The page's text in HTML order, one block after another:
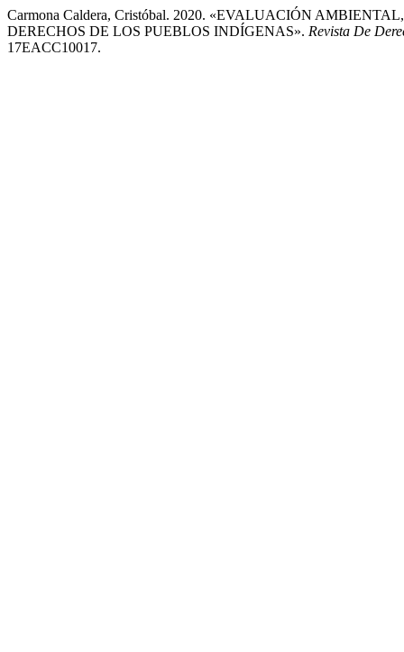
Carmona Caldera, Cristóbal. 2020. «EVALUACIÓN
DERECHOS DE LOS PUEBLOS INDÍGENAS». Revista De
17EACC10017.